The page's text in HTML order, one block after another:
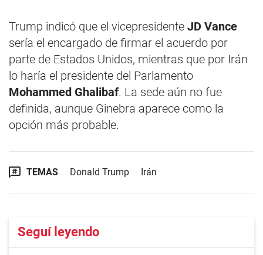
Trump indicó que el vicepresidente JD Vance
sería el encargado de firmar el acuerdo por
parte de Estados Unidos, mientras que por Irán
lo haría el presidente del Parlamento
Mohammed Ghalibaf. La sede aún no fue
definida, aunque Ginebra aparece como la
opción más probable.
TEMAS Donald Trump Irán
Seguí leyendo